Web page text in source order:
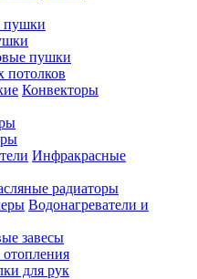
пушки
пушки
Конвекторы
Инфракрасные
радиаторы
Водонагреватели и
завесы
для рук